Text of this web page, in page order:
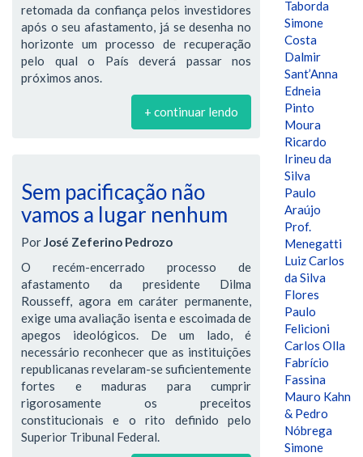
retomada da confiança pelos investidores
após o seu afastamento, já se desenha no
horizonte um processo de recuperação
pelo qual o País deverá passar nos
próximos anos.
+ continuar lendo
Sem pacificação não
vamos a lugar nenhum
PorJosé Zeferino Pedrozo
O recém-encerrado processo de
afastamento da presidente Dilma
Rousseff, agora em caráter permanente,
exige uma avaliação isenta e escoimada de
apegos ideológicos. De um lado, é
necessário reconhecer que as instituições
republicanas revelaram-se suficientemente
fortes e maduras para cumprir
rigorosamente os preceitos
constitucionais e o rito definido pelo
Superior Tribunal Federal.
Taborda
Simone
Costa
Dalmir
Sant’Anna
Edneia
Pinto
Moura
Ricardo
Irineu da
Silva
Paulo
Araújo
Prof.
Menegatti
Luiz Carlos
da Silva
Flores
Paulo
Felicioni
Carlos Olla
Fabrício
Fassina
Mauro Kahn
& Pedro
Nóbrega
Simone